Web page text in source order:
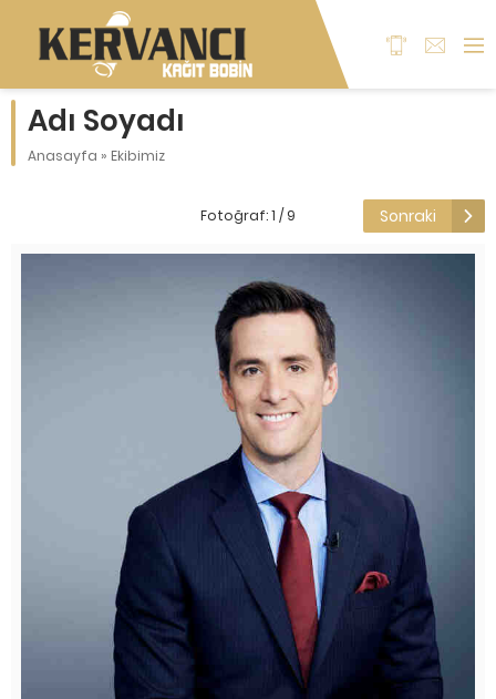
Adı Soyadı
Anasayfa » Ekibimiz
Fotoğraf: 1 / 9 Sonraki